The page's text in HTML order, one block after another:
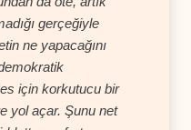
gerçeğiyle
ne yapacağını
için korkutucu bir
yol açar. Şunu net